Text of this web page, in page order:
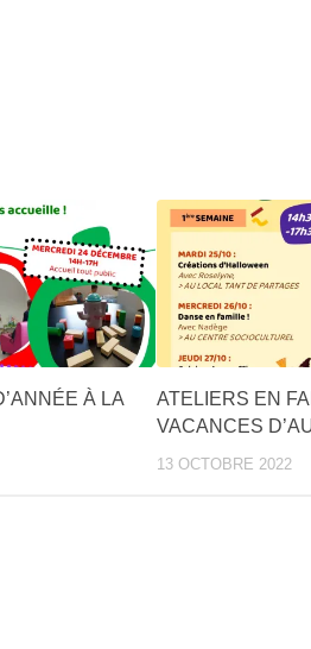
À LA
ATELIERS EN
VACANCES
13 OCTOBRE 2022